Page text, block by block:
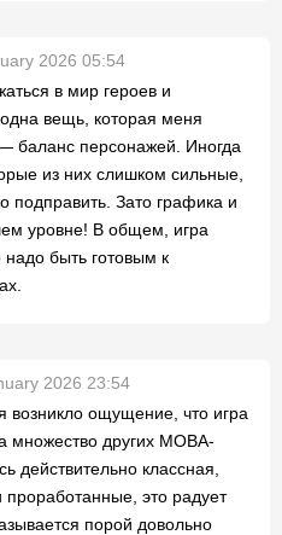
2026 05:54
в мир героев и
вещь, которая меня
баланс персонажей. Иногда
из них слишком сильные,
подправить. Зато графика и
уровне! В общем, игра
надо быть готовым к
2026 23:54
возникло ощущение, что игра
других MOBA-
действительно классная,
это радует
порой довольно